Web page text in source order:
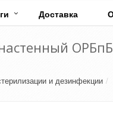
Доставка
и дезинфекции